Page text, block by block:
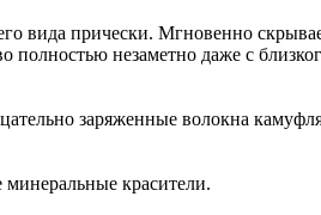
вида прически. Мгновенно
незаметно даже с
заряженные волокна
красители.